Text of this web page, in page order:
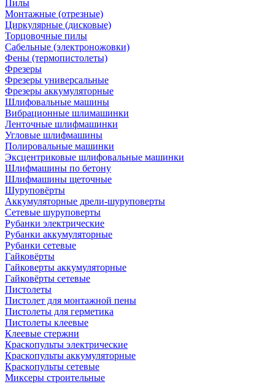
Пилы
Монтажные (отрезные)
Циркулярные (дисковые)
Торцовочные пилы
Сабельные (электроножовки)
Фены (термопистолеты)
Фрезеры
Фрезеры универсальные
Фрезеры аккумуляторные
Шлифовальные машины
Вибрационные шлимашинки
Ленточные шлифмашинки
Угловые шлифмашины
Полировальные машинки
Эксцентриковые шлифовальные машинки
Шлифмашины по бетону
Шлифмашины щеточные
Шуруповёрты
Аккумуляторные дрели-шуруповерты
Сетевые шуруповерты
Рубанки электрические
Рубанки аккумуляторные
Рубанки сетевые
Гайковёрты
Гайковерты аккумуляторные
Гайковёрты сетевые
Пистолеты
Пистолет для монтажной пены
Пистолеты для герметика
Пистолеты клеевые
Клеевые стержни
Краскопульты электрические
Краскопульты аккумуляторные
Краскопульты сетевые
Миксеры строительные